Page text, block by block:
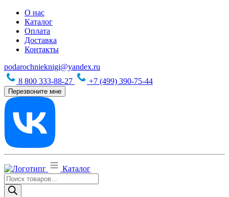
О нас
Каталог
Оплата
Доставка
Контакты
podarochnieknigi@yandex.ru
8 800 333-88-27
+7 (499) 390-75-44
Перезвоните мне
Каталог
Поиск
товаров